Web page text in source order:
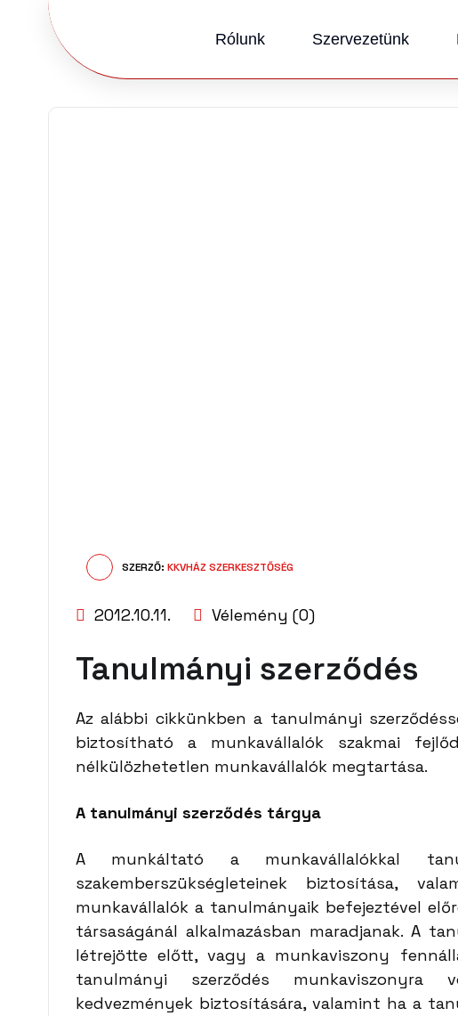
Rólunk Szervezetünk
SZERZŐ: KKVHÁZ SZERKESZTŐSÉG
2012.10.11. Vélemény (0)
Tanulmányi szerződés
Az alábbi cikkünkben a tanulmányi
biztosítható a munkavállalók szakmai
nélkülözhetetlen munkavállalók megtartása.
A tanulmányi szerződés tárgya
A munkáltató a munkavállalókkal
szakemberszükségleteinek biztosítása,
munkavállalók a tanulmányaik befejeztével
társaságánál alkalmazásban maradjanak. A
létrejötte előtt, vagy a munkaviszony
tanulmányi szerződés munkaviszonyra
kedvezmények biztosítására, valamint ha a